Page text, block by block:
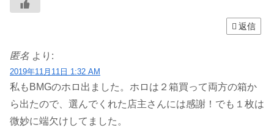
返信
匿名 より:
2019年11月11日 1:32 AM
私もBMGのホロ出ました。ホロは２箱買って両方の箱か
ら出たので、選んでくれた店主さんには感謝！でも１枚は
微妙に端欠けしてました。